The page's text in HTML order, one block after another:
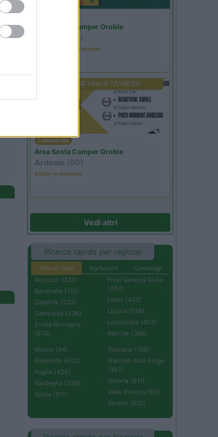
Area Sosta Camper Orobie
(BG)
Caccia ai tesori arancioni
PROMO Fino al 12/08/26
Lombardia
Area Sosta Camper Orobie
Ardesio (BG)
Estate in cineteca
Vedi altri
Ricerca rapida per regione
Aree di sosta Agriturismi
Campeggi
Abruzzo (232)
Basilicata (110)
Calabria (222)
Campania (236)
Emilia Romagna
(670)
Friuli Venezia Giulia
(204)
Lazio (433)
Liguria (138)
Lombardia (452)
Marche (366)
Molise (94)
Piemonte (632)
Puglia (425)
Sardegna (336)
Sicilia (511)
Toscana (706)
Trentino Alto Adige
(357)
Umbria (211)
Valle d'Aosta (99)
Veneto (512)